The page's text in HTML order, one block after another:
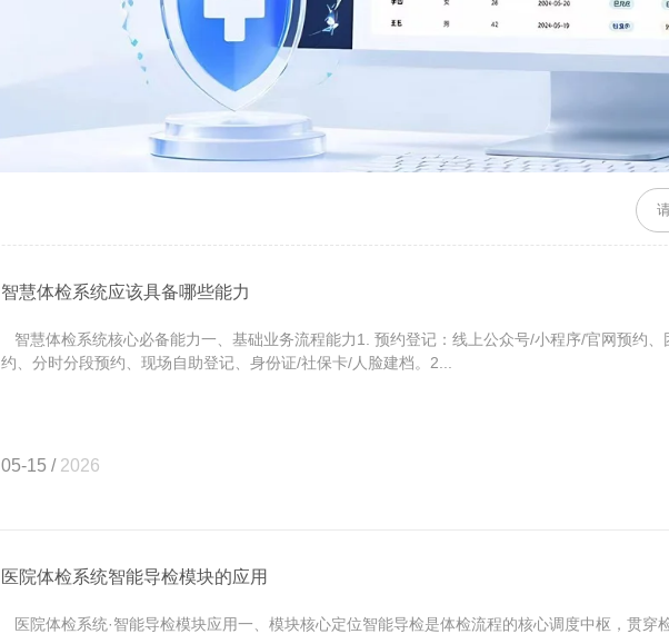
智慧体检系统应该具备哪些能力
智慧体检系统核心必备能力一、基础业务流程能力1. 预约登记：线上公众号/小程序/官网预约、
约、分时分段预约、现场自助登记、身份证/社保卡/人脸建档。2...
05-15 /2026
医院体检系统智能导检模块的应用
医院体检系统·智能导检模块应用一、模块核心定位智能导检是体检流程的核心调度中枢，贯穿